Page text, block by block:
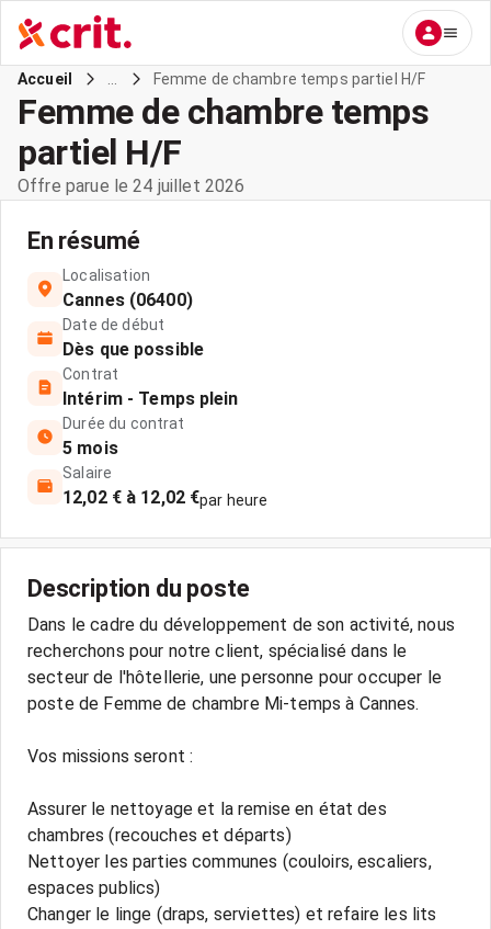
Accueil Femme de chambre temps partiel H/F
Femme de chambre temps
partiel H/F
Offre parue le 24 juillet 2026
En résumé
Localisation
Cannes (06400)
Date de début
Dès que possible
Contrat
Intérim - Temps plein
Durée du contrat
5 mois
Salaire
12,02 € à 12,02 €par heure
Description du poste
Dans le cadre du développement de son activité, nous
recherchons pour notre client, spécialisé dans le
secteur de l'hôtellerie, une personne pour occuper le
poste de Femme de chambre Mi-temps à Cannes.
Vos missions seront :
Assurer le nettoyage et la remise en état des
chambres (recouches et départs)
Nettoyer les parties communes (couloirs, escaliers,
espaces publics)
Changer le linge (draps, serviettes) et refaire les lits